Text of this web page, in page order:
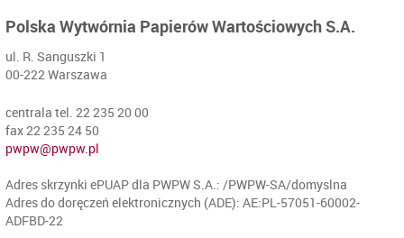
Polska Wytwórnia Papierów Wartościowych S.A.
ul. R. Sanguszki 1
00-222 Warszawa
centrala tel. 22 235 20 00
fax 22 235 24 50
pwpw@pwpw.pl
Adres skrzynki ePUAP dla PWPW S.A.: /PWPW-SA/domyslna
Adres do doręczeń elektronicznych (ADE): AE:PL-57051-60002-
ADFBD-22